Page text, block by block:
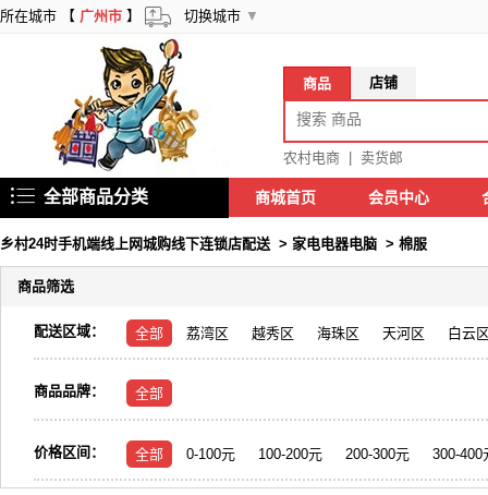
所在城市 【 广州市 】 切换城市 ▼
商品 店铺
农村电商 卖货郎
全部商品分类 商城首页 会员中心
乡村24时手机端线上网城购线下连锁店配送 > 家电电器电脑 > 棉服
商品筛选
配送区域： 全部 荔湾区 越秀区 海珠区 天河区 白云
商品品牌： 全部
价格区间： 全部 0-100元 100-200元 200-300元 300-400